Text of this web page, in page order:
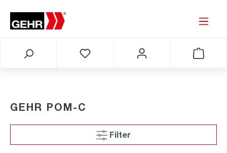
GEHR POM-C
Filter